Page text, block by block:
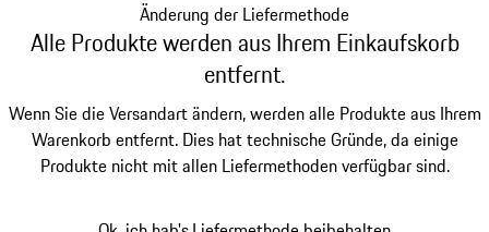
Änderung der Liefermethode
Alle Produkte werden aus Ihrem Einkaufskorb
entfernt.
Wenn Sie die Versandart ändern, werden alle Produkte aus Ihrem
Warenkorb entfernt. Dies hat technische Gründe, da einige
Produkte nicht mit allen Liefermethoden verfügbar sind.